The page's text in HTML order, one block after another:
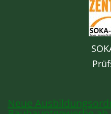
Neue